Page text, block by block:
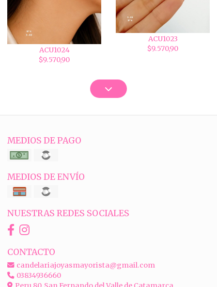
ACU1024
$9.570,90
ACU1023
$9.570,90
MEDIOS DE PAGO
MEDIOS DE ENVÍO
NUESTRAS REDES SOCIALES
CONTACTO
candelariajoyasmayorista@gmail.com
03834936660